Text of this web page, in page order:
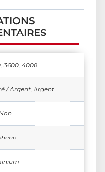
3600, 4000
/ Argent, Argent